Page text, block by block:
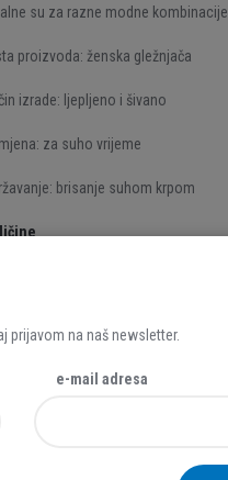
su za razne modne kombinacije.
proizvoda: ženska gležnjača
izrade: ljepljeno i šivano
za suho vrijeme
brisanje suhom krpom
EUR
prijavom na naš newsletter.
e-mail adresa